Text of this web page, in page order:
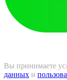
Вы принимаете
данных и